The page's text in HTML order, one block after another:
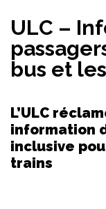
ULC –
bus et
L’ULC
information
inclusive
trains